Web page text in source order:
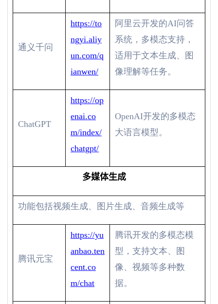
通义千问
https://to
ngyi.aliy
un.com/q
ianwen/
阿里云开发的AI问答
系统，多模态支持，
适用于文本生成、图
像理解等任务。
ChatGPT
https://op
enai.co
m/index/
chatgpt/
OpenAI开发的多模态
大语言模型。
多媒体生成
功能包括视频生成、图片生成、音频生成等
腾讯元宝
https://yu
anbao.ten
cent.co
m/chat
腾讯开发的多模态模
型，支持文本、图
像、视频等多种数
据。